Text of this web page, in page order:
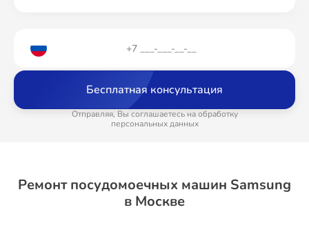
Бесплатная консультация
Отправляя, Вы соглашаетесь на обработку
персональных данных
Ремонт посудомоечных машин Samsung
в Москве